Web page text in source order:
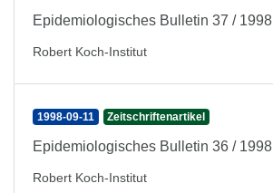
Epidemiologisches Bulletin 37 / 1998
Robert Koch-Institut
1998-09-11 Zeitschriftenartikel
Epidemiologisches Bulletin 36 / 1998
Robert Koch-Institut